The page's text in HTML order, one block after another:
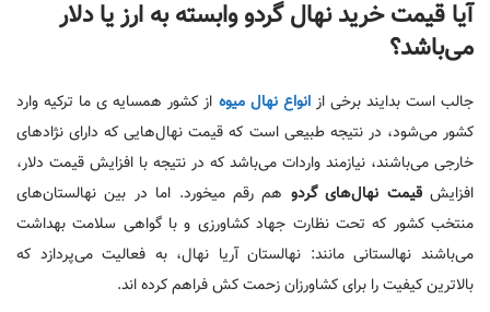
آیا قیمت خرید نهال گردو وابسته به ارز یا دلار
می‌باشد؟
جالب است بدایند برخی ازانواع نهال میوه از کشور همسایه ی ما ترکیه وارد
کشور می‌شود، در نتیجه طبیعی است که قیمت نهال‌هایی که دارای نژاد‌های
خارجی می‌باشند، نیازمند واردات می‌باشد که در نتیجه با افزایش قیمت دلار،
افزایشقیمت نهال‌های گردو هم رقم میخورد. اما در بین نهالستان‌های
منتخب کشور که تحت نظارت جهاد کشاورزی و با گواهی سلامت بهداشت
می‌باشند نهالستانی مانند: نهالستان آریا نهال، به فعالیت می‌پردازد که
بالاترین کیفیت را برای کشاورزان زحمت کش فراهم کرده اند.